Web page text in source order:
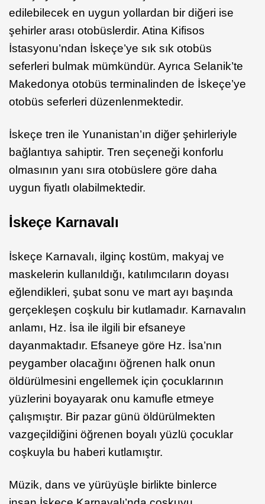
edilebilecek en uygun yollardan bir diğeri ise
şehirler arası otobüslerdir. Atina Kifisos
İstasyonu’ndan İskeçe’ye sık sık otobüs
seferleri bulmak mümkündür. Ayrıca Selanik’te
Makedonya otobüs terminalinden de İskeçe’ye
otobüs seferleri düzenlenmektedir.
İskeçe tren ile Yunanistan’ın diğer şehirleriyle
bağlantıya sahiptir. Tren seçeneği konforlu
olmasının yanı sıra otobüslere göre daha
uygun fiyatlı olabilmektedir.
İskeçe Karnavalı
İskeçe Karnavalı, ilginç kostüm, makyaj ve
maskelerin kullanıldığı, katılımcıların doyası
eğlendikleri, şubat sonu ve mart ayı başında
gerçekleşen coşkulu bir kutlamadır. Karnavalın
anlamı, Hz. İsa ile ilgili bir efsaneye
dayanmaktadır. Efsaneye göre Hz. İsa’nın
peygamber olacağını öğrenen halk onun
öldürülmesini engellemek için çocuklarının
yüzlerini boyayarak onu kamufle etmeye
çalışmıştır. Bir pazar günü öldürülmekten
vazgeçildiğini öğrenen boyalı yüzlü çocuklar
coşkuyla bu haberi kutlamıştır.
Müzik, dans ve yürüyüşle birlikte binlerce